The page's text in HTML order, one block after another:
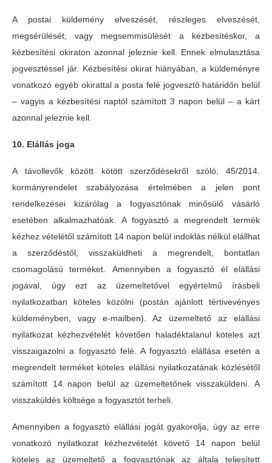
A postai küldemény elveszését, részleges elveszését,
megsérülését, vagy megsemmisülését a kézbesítéskor, a
kézbesítési okiraton azonnal jeleznie kell. Ennek elmulasztása
jogvesztéssel jár. Kézbesítési okirat hiányában, a küldeményre
vonatkozó egyéb okirattal a posta felé jogvesztő határidőn belül
– vagyis a kézbesítési naptól számított 3 napon belül – a kárt
azonnal jeleznie kell.
10. Elállás joga
A távollevők között kötött szerződésekről szóló, 45/2014.
kormányrendelet szabályozása értelmében a jelen pont
rendelkezései kizárólag a fogyasztónak minősülő vásárló
esetében alkalmazhatóak. A fogyasztó a megrendelt termék
kézhez vételétől számított 14 napon belül indoklás nélkül elállhat
a szerződéstől, visszaküldheti a megrendelt, bontatlan
csomagolású terméket. Amennyiben a fogyasztó él elállási
jogával, úgy ezt az üzemeltetővel egyértelmű írásbeli
nyilatkozatban köteles közölni (postán ajánlott tértivevényes
küldeményben, vagy e-mailben). Az üzemeltető az elállási
nyilatkozat kézhezvételét követően haladéktalanul köteles azt
visszaigazolni a fogyasztó felé. A fogyasztó elállása esetén a
megrendelt terméket köteles elállási nyilatkozatának közlésétől
számított 14 napon belül az üzemeltetőnek visszaküldeni. A
visszaküldés költsége a fogyasztót terheli.
Amennyiben a fogyasztó elállási jogát gyakorolja, úgy az erre
vonatkozó nyilatkozat kézhezvételét követő 14 napon belül
köteles az üzemeltető a fogyasztónak az általa teljesített